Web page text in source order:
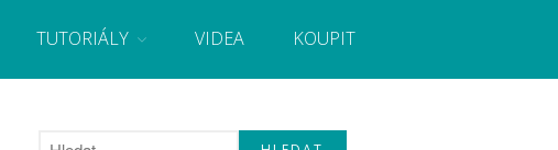
Úvod
projekty, návody, novinky i tutoriály pro začátečníky i pro
TUTORIÁLY VIDEA KOUPIT